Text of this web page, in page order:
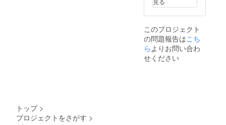
行い、
リバウ
ンドさ
せない
食指導
しかね
ます。
間は当
日のみ
となり
ます。
か1日、
体重測
加でき
る ※購
入後参
加資格
のない
このプロジェクト
の問題報告はこち
らよりお問い合わ
せください
トップ >
プロジェクトをさがす >